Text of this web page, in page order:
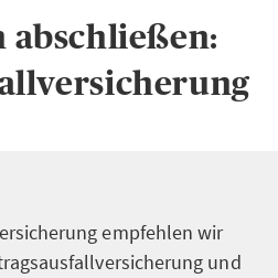
abschließen:
empfehlen wir
und